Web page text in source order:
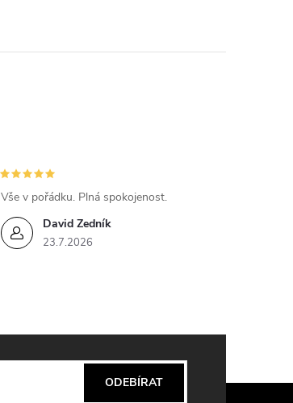
David Zedník
23.7.2026
Vše v pořádku. Plná spokojenost.
ODEBÍRAT